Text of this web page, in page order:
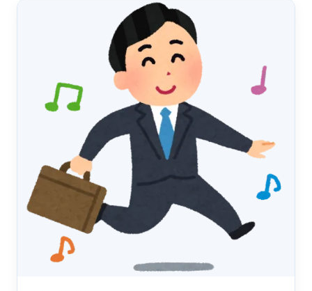
ない方が良いのか、その理由について解説します。